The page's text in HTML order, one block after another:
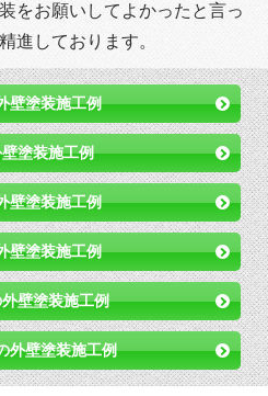
をお願いしてよかったと言っ
進しております。
壁塗装施工例
塗装施工例
壁塗装施工例
壁塗装施工例
壁塗装施工例
外壁塗装施工例